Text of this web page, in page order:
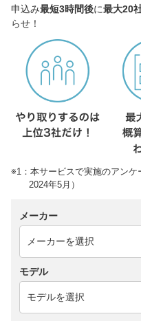
申込み最短3時間後に最大20
らせ！
※1：本サービスで実施のアン
2024年5月）
メーカー
モデル